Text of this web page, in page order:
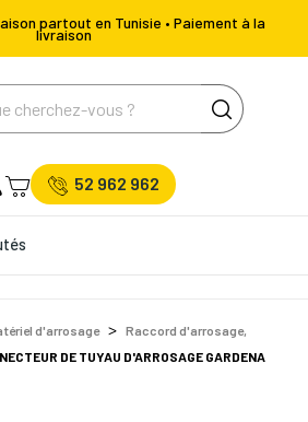
partout en Tunisie • Paiement à la
livraison
52 962 962
d'arrosage
Raccord d'arrosage,
DE TUYAU D'ARROSAGE GARDENA